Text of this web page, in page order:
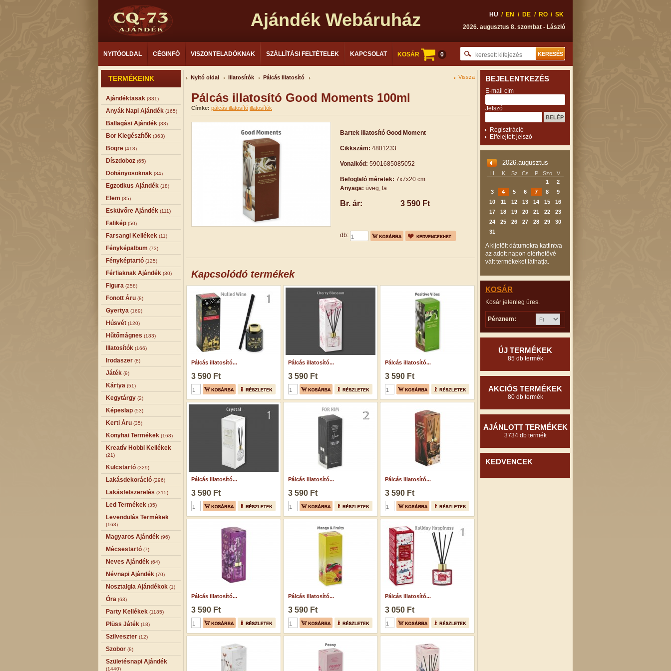
Ajándék Webáruház HU / EN / DE / RO / SK
2026. augusztus 8. szombat - László
NYITÓOLDAL CÉGINFÓ VISZONTELADÓKNAK SZÁLLÍTÁSI FELTÉTELEK KAPCSOLAT KOSÁR 0
TERMÉKEINK
Ajándéktasak (381)
Anyák Napi Ajándék (165)
Ballagási Ajándék (33)
Bor Kiegészítők (363)
Bögre (418)
Díszdoboz (65)
Dohányosoknak (34)
Egzotikus Ajándék (18)
Elem (35)
Esküvőre Ajándék (111)
Falikép (50)
Farsangi Kellékek (11)
Fényképalbum (73)
Fényképtartó (125)
Férfiaknak Ajándék (30)
Figura (258)
Fonott Áru (8)
Gyertya (169)
Húsvét (120)
Hűtőmágnes (183)
Illatosítók (166)
Irodaszer (8)
Játék (9)
Kártya (51)
Kegytárgy (2)
Képeslap (53)
Kerti Áru (35)
Konyhai Termékek (168)
Kreatív Hobbi Kellékek
(21)
Kulcstartó (329)
Lakásdekoráció (296)
Lakásfelszerelés (315)
Led Termékek (35)
Levendulás Termékek
(163)
Magyaros Ajándék (96)
Mécsestartó (7)
Neves Ajándék (64)
Névnapi Ajándék (70)
Nosztalgia Ajándékok (1)
Óra (63)
Party Kellékek (1185)
Plüss Játék (18)
Szilveszter (12)
Szobor (8)
Születésnapi Ajándék
(1440)
Nyitó oldal Illatosítók Pálcás Illatosító Vissza
Pálcás illatosító Good Moments 100ml
Címke: pálcás illatosító illatosítók
Bartek illatosító Good Moment
Cikkszám: 4801233
Vonalkód: 5901685085052
Befoglaló méretek: 7x7x20 cm
Anyaga: üveg, fa
Br. ár: 3 590 Ft
db:
Kapcsolódó termékek
Pálcás illatosító...
3 590 Ft
Pálcás illatosító...
3 590 Ft
Pálcás illatosító...
3 590 Ft
Pálcás illatosító...
3 590 Ft
Pálcás illatosító...
3 590 Ft
Pálcás illatosító...
3 590 Ft
Pálcás illatosító...
3 590 Ft
Pálcás illatosító...
3 590 Ft
Pálcás illatosító...
3 050 Ft
BEJELENTKEZÉS
E-mail cím
Jelszó
Regisztráció
Elfelejtett jelszó
2026.augusztus
H K Sz Cs P Szo
V
1
2
3
4 5 6 7 8
9
10
11 12 13 14 15
16
17
18 19 20 21 22
23
24
25 26 27 28 29
30
31
A kijelölt dátumokra kattintva
az adott napon elérhetővé
vált termékeket láthatja.
KOSÁR
Kosár jelenleg üres.
Pénznem:
ÚJ TERMÉKEK
85 db termék
AKCIÓS TERMÉKEK
80 db termék
AJÁNLOTT TERMÉKEK
3734 db termék
KEDVENCEK